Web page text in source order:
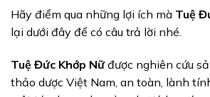
Hãy điểm qua những lợi ích mà Tuệ
lại dưới đây để có câu trả lời nhé.
Tuệ Đức Khớp Nữđược nghiên cứu
thảo dược Việt Nam, an toàn, lành